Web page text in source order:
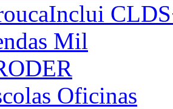
Mil
Oficinas